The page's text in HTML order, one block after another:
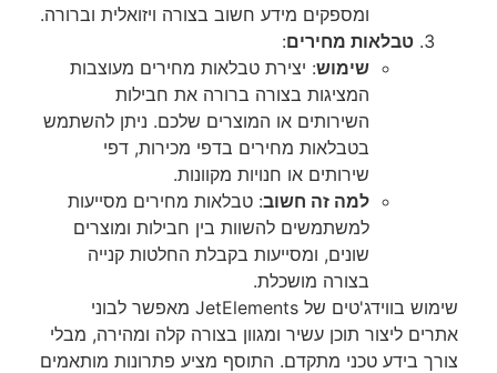
ומספקים מידע חשוב בצורה ויזואלית וברורה.
טבלאות מחירים:
שימוש: יצירת טבלאות מחירים מעוצבות
המציגות בצורה ברורה את חבילות
השירותים או המוצרים שלכם. ניתן להשתמש
בטבלאות מחירים בדפי מכירות, דפי
שירותים או חנויות מקוונות.
למה זה חשוב: טבלאות מחירים מסייעות
למשתמשים להשוות בין חבילות ומוצרים
שונים, ומסייעות בקבלת החלטות קנייה
בצורה מושכלת.
שימוש בווידג'טים של JetElements מאפשר לבוני
אתרים ליצור תוכן עשיר ומגוון בצורה קלה ומהירה, מבלי
צורך בידע טכני מתקדם. התוסף מציע פתרונות מותאמים